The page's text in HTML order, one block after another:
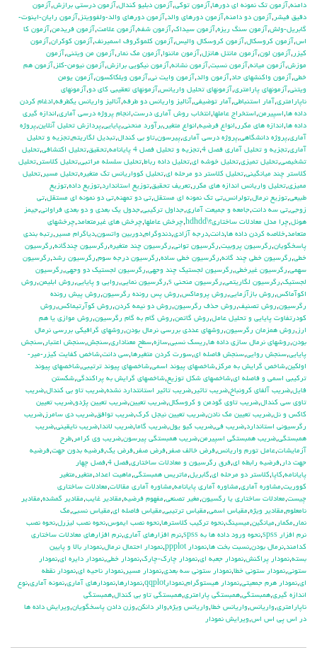
دامنه,آزمون تك نمونه اي دورها,آزمون توكي,آزمون دبليو كندال,آزمون درستي برازش,آزمون
دقيق فيشر ,آزمون دو دامنه,آزمون دورهاي والد,آزمون دورهاي والد-ولفوويتز ,آزمون رايان-اينوت-
گابريل-ولش,آزمون سنگ ريزه,آزمون سيداك,آزمون شفه,آزمون علامت,آزمون فريدمن,آزمون كا
اس,آزمون كروسكال,آزمون كروسكال واليس,آزمون كلموگروف اسميرنف,آزمون كوكران,آزمون
كيزر ,آزمون لون,آزمون مانتل هانزل,آزمون ماننوا,آزمون مك نمار ,آزمون من ويتني,آزمون
موزش,آزمون ميانه,آزمون نسبت,آزمون نشانه,آزمون نيكويي برازش,آزمون نيومن-كلز ,آزمون هم
خطي,آزمون واكنشهاي حاد,آزمون والد,آزمون وايت ني,آزمون ويلكاكسون,آزمون يومن
ويتني,آزمونهاي پارامتري,آزمونهاي تحليل واريانس,آزمونهاي تعقيبي كاي دو,آزمونهاي
ناپارامتري,آمار استنباطي,آمار توضيفي,آناليز واريانس دو طرفه,آناليز واريانس يکطرفه,ادغام كردن
داده ها,اسپيرمن,استخراج عاملها,انتخاب روش آماري درست,انجام پروژه درسي آماري,اندازه گيري
داده ها,اندازه هاي مكرر ,انواع فرضيه,انواع متغير ,برآورد منحني,پايايي,پردازش تحليل آنلاين,پروژه
آماري,پروژه دانشگاهي,پروژه درسي آماري,پيرسون,تاو بي کندال,تبديل لگاريتم,تجزيه و تحليل
آماري,تجزيه و تحليل آماري فصل 4 ,تجزيه و تحليل فصل 4 پايانامه ,تحقيق,تحليل اكتشافي,تحليل
تشخيصي,تحليل تميزي,تحليل خوشه اي,تحليل داده رباط,تحليل سلسله مراتبي,تحليل كلاستر ,تحليل
كلاستر چند ميانگيني,تحليل كلاستر دو مرحله اي,تحليل كوواريانس تك متغيره,تحليل مسير ,تحليل
مميزي,تحليل واريانس اندازه هاي مكرر ,تعريف تحقيق,توزيع استاندارد,توزيع داده,توزيع
طبيعي,توزيع نرمال,تولرانس,تي تک نمونه اي مستقل,تي دو تمهنه,تي دو نمونه اي مستقل,تي
زوجي,تي سه دانت,جامعه و جميعت آماري,جداول تركيبي,جدول يك بعدي و دو بعدي فراواني,جيمز
هوئل,چرا مدل معادلات ساختاری؟\hdhdd ,چرخش عاملها,چرخش هاي غيرمتعامد,چرخشهاي
متعامد,خلاصه كردن داده ها,دانت,درجه آزادي,دندوگرام,دوربين واتسون,دياگرام مسير ,رتبه بندي
پاسخگويان,رگرسيون پروبيت,رگرسيون تواني,رگرسيون چند متغيره,رگرسيون چندگانه,رگرسيون
خطي,رگرسيون خطي چند گانه,رگرسيون خطي ساده,رگرسيون درجه سوم,رگرسيون رشد,رگرسيون
سهمي,رگرسيون غيرخطي,رگرسيون لجستيك چند وجهي,رگرسيون لجستيك دو وجهي,رگرسيون
لجستيک,رگرسيون لگاريتمي,رگرسيون منحني s ,رگرسيون نمايي,روايي و پايايي,روش ابليمن,روش
اكوآماكس,روش بازآزمايي,روش پروماكس,روش پس رونده رگرسيون,روش پيش رونده
رگرسيون,روش تصنيف,روش حذف رگرسيون,روش دو نيمه كردن,روش كوآرتيماكس,روش
كودرتفاوت پايايي و تحليل عامل,روش گاتمن,روش گام به گام رگرسيون,روش موازي يا هم
ارز ,روش همزمان رگرسيون,روشهاي عددي بررسي نرمال بودن,روشهاي گرافيكي بررسي نرمال
بودن,روشهاي نرمال سازي داده ها,ريسك نسبي,سازه,سطح معناداري,سنجش,سنجش اعتبار ,سنجش
پايايي,سنجش روايي,سنجش فاصله اي,سورت كردن متغيرها,سي دانت,شاخص كفايت كيزر-مير-
اولكين,شاخص گرايش به مركز ,شاخصهاي پيوند اسمي,شاخصهاي پيوند ترتيبي,شاخصهاي پيوند
تركيبي اسمي و فاصله اي,شاخصهاي شكل توزيع,شاخصهاي گرايش به پراكندگي,شكستن
فايل,ضريب آلفاي کرونباخ,ضريب تاثير ,ضريب تاثير استانتدارد نشده,ضريب تاو بي كندال,ضريب
تاوي سي كندال,ضريب تاوي گودمن و كروسكال,ضريب تعيين,ضريب تعيين پژدو,ضريب تعيين
كاكس و نل,ضريب تعيين مك نادن,ضريب تعيين نيجل كرك,ضريب توافق,ضريب دي سامرز ,ضريب
رگرسيوني استاندارد,ضريب في,ضريب كيو يول,ضريب گاما,ضريب لاندا,ضريب نايقيني,ضريب
همبستگي,ضريب همبستگي اسپيرمن,ضريب همبستگي پيرسون,ضريب وي كرامر ,طرح
آزمايشات,عامل تورم واريانس,فرض خالف صفر ,فرض صفر ,فرض يك,فرضيه بدون جهت,فرضيه
جهت دار ,فرضيه رابطه اي,فرق رگرسیون و معادلات ساختاری,فصل 4 ,فصل چهار
پايانامه,كاپا,كلاستر دو مرحله اي,گابريل,ماتريس همبستگي,ماهيت اعداد,متغير ,متغير
كووريت,مشاوره آماري,مشاوره آماري پايانامه,مشاوره آماري مقالات,معادلات ساختاری
چیست,معادلات ساختاری یا رگسیون,مغير تصنعي,مفهوم فرضيه,مقادير غايب,مقادير گمشده,مقادير
نامعلوم,مقادير ويژه,مقياس اسمي,مقياس ترتيبي,مقياس فاصله اي,مقياس نسبي,مك
نمار ,مكمار ,ميانگين,ميسينگ,نحوه تركيب كلاسترها,نحوه نصب ايموس,نحوه نصب ليزرل,نحوه نصب
نرم افزار spss
,نحوه ورود داده ها به spss ,نرم افزارهاي آماري,نرم افزارهای معادلات ساختاری
کدامند,نرمال بودن,نسبت بخت ها,نمودار ppplot ,نمودار احتمال نرمال,نمودار بالا و پايين
بسته,نمودار پراكنش,نمودار جعبه اي,نمودار چارك-چارك,نمودار خطي,نمودار دايره اي,نمودار
ستوني,نمودار ستوني خطا,نمودار ستوني سه بعدي,نمودار مسير ,نمودار ناحيه اي,نمودار نقطه
اي,نمودار هرم جمعيتي,نمودار هيستوگرام,نمودارqqplot ,نمودارها,نمودارهاي آماري,نمونه آماري,نوع
اندازه گيري,همبستگي,همبستگي پارامتري,همبستگي تاو بي کندال,همبستگي
ناپارامتري,واريانس,واريانس خطا,واريانس ويژه,والر دانكن,وزن دادن پاسخگويان,ويرايش داده ها
در اس پي اس اس,ويرايش نمودار